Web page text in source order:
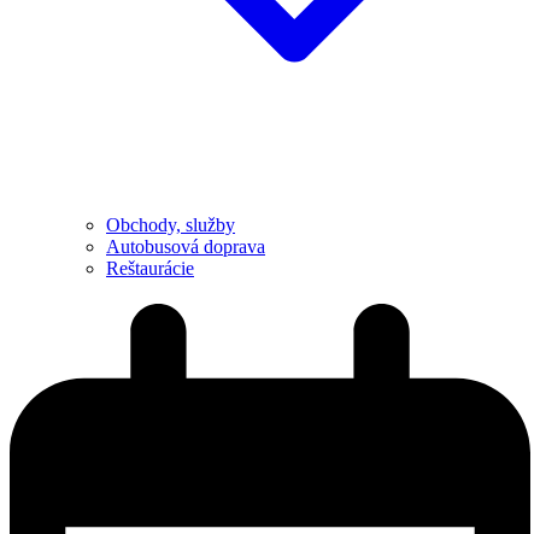
Obchody, služby
Autobusová doprava
Reštaurácie